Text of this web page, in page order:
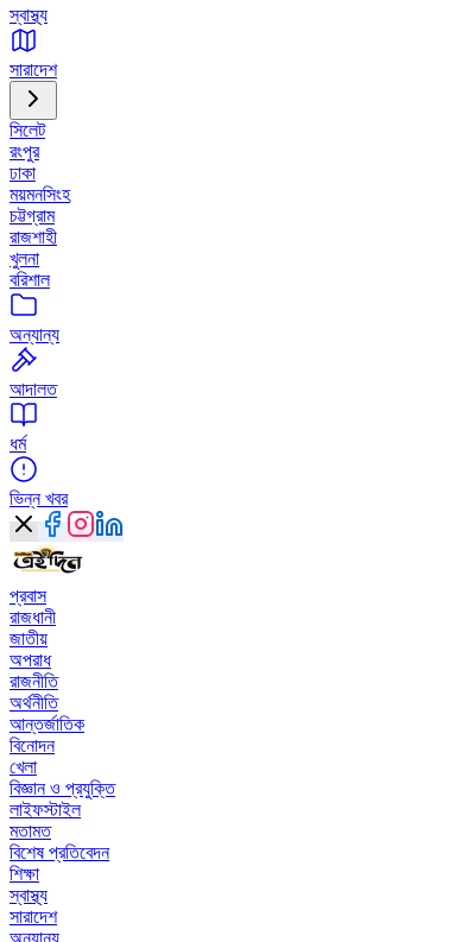
স্বাস্থ্য
সারাদেশ
সিলেট
রংপুর
ঢাকা
ময়মনসিংহ
চট্টগ্রাম
রাজশাহী
খুলনা
বরিশাল
অন্যান্য
আদালত
ধর্ম
ভিন্ন খবর
প্রবাস
রাজধানী
জাতীয়
অপরাধ
রাজনীতি
অর্থনীতি
আন্তর্জাতিক
বিনোদন
খেলা
বিজ্ঞান ও প্রযুক্তি
লাইফস্টাইল
মতামত
বিশেষ প্রতিবেদন
শিক্ষা
স্বাস্থ্য
সারাদেশ
অন্যান্য